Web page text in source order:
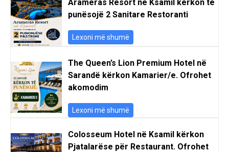
Arameras Resort në Ksamil kërkon të
punësojë 2 Sanitare Restoranti
Lexoni më shumë
The Queen’s Lion Premium Hotel në
Sarandë kërkon Kamarier/e. Ofrohet
akomodim
Lexoni më shumë
Colosseum Hotel në Ksamil kërkon
Pjatalarëse për Restaurant. Ofrohet